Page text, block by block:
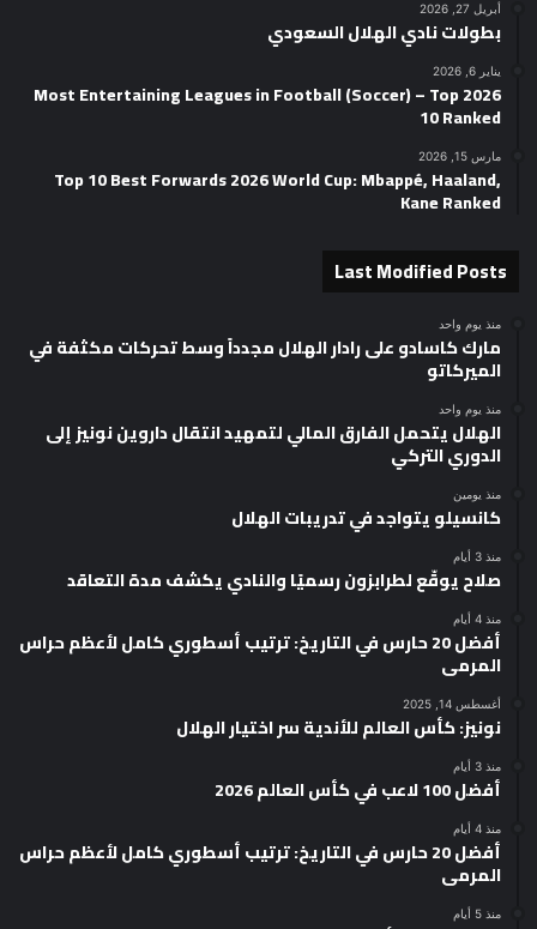
أبريل 27, 2026
بطولات نادي الهلال السعودي
يناير 6, 2026
2026 Most Entertaining Leagues in Football (Soccer) – Top
10 Ranked
مارس 15, 2026
Top 10 Best Forwards 2026 World Cup: Mbappé, Haaland,
Kane Ranked
Last Modified Posts
منذ يوم واحد
مارك كاسادو على رادار الهلال مجدداً وسط تحركات مكثفة في
الميركاتو
منذ يوم واحد
الهلال يتحمل الفارق المالي لتمهيد انتقال داروين نونيز إلى
الدوري التركي
منذ يومين
كانسيلو يتواجد في تدريبات الهلال
منذ 3 أيام
صلاح يوقّع لطرابزون رسميًا والنادي يكشف مدة التعاقد
منذ 4 أيام
أفضل 20 حارس في التاريخ: ترتيب أسطوري كامل لأعظم حراس
المرمى
أغسطس 14, 2025
نونيز: كأس العالم للأندية سر اختيار الهلال
منذ 3 أيام
أفضل 100 لاعب في كأس العالم 2026
منذ 4 أيام
أفضل 20 حارس في التاريخ: ترتيب أسطوري كامل لأعظم حراس
المرمى
منذ 5 أيام